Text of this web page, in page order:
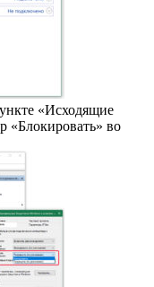
«Исходящие
«Блокировать» во